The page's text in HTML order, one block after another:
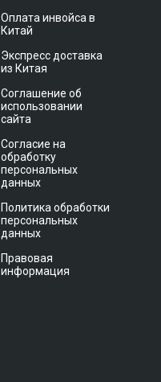
Оплата инвойса в
Китай
Экспресс доставка
из Китая
Соглашение об
использовании
сайта
Согласие на
обработку
персональных
данных
Политика обработки
персональных
данных
Правовая
информация